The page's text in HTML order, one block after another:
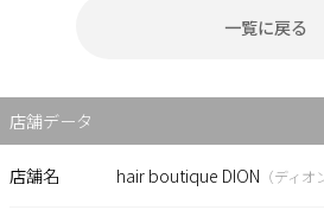
一覧に戻る
店舗データ
店舗名 hair boutique DION （ディオ